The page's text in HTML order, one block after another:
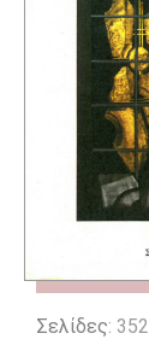
Σελίδες: 352